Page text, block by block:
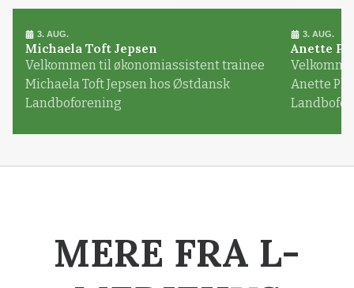
3. AUG.
Michaela Toft Jepsen
Velkommen til økonomiassistent trainee
Michaela Toft Jepsen hos Østdansk
Landboforening
3. AUG.
Anette
Anette
MERE FRA L-